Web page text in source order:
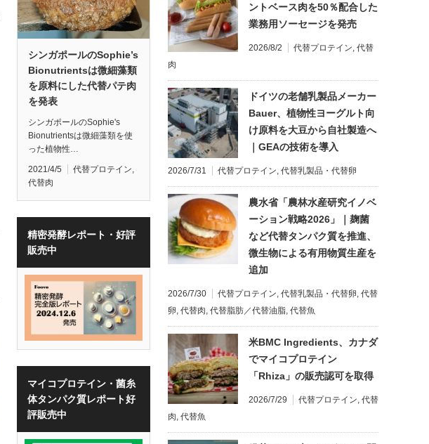
シンガポールのSophie’s
Bionutrientsは微細藻類
を原料にした代替パテ肉
を発表
シンガポールのSophie's
Bionutrientsは微細藻類を使
った植物性…
2021/4/5 代替プロテイン,
代替肉
精密発酵レポート・好評
販売中
マイコプロテイン・菌糸
体タンパク質レポート好
評販売中
ントベース肉を50％配合した
業務用ソーセージを発売
2026/8/2 代替プロテイン 代替
肉
ドイツの老舗乳製品メーカー
Bauer、植物性ヨーグルト向
け原料を大豆から自社製造へ
｜GEAの技術を導入
2026/7/31 代替プロテイン 代替乳製品・代替卵
農水省「農林水産研究イノベ
ーション戦略2026」｜麹菌
など代替タンパク質を推進、
微生物による有用物質生産を
追加
2026/7/30 代替プロテイン 代替乳製品・代替卵 代替
卵 代替肉 代替脂肪／代替油脂 代替魚
米BMC Ingredients、カナダ
でマイコプロテイン
「Rhiza」の販売認可を取得
2026/7/29 代替プロテイン 代替
肉 代替魚